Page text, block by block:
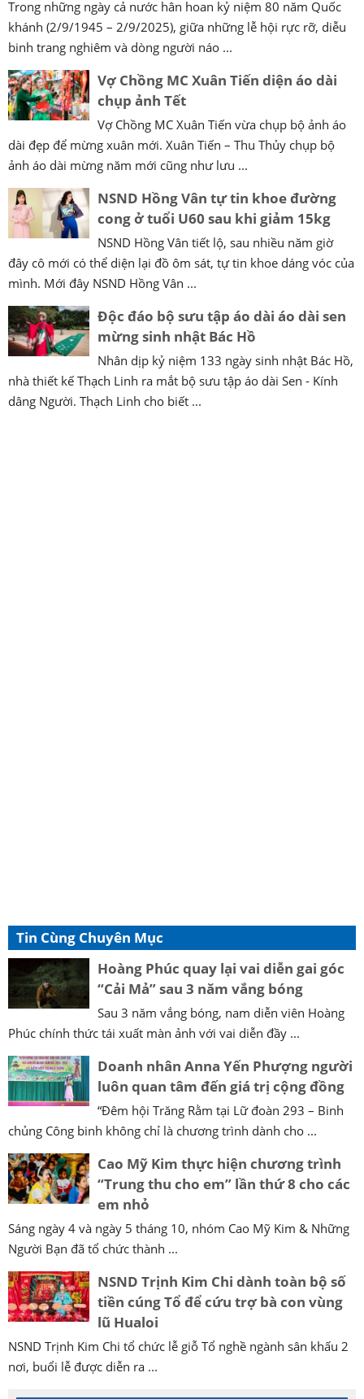
Trong những ngày cả nước hân hoan kỷ niệm 80 năm Quốc
khánh (2/9/1945 – 2/9/2025), giữa những lễ hội rực rỡ, diễu
binh trang nghiêm và dòng người náo ...
Vợ Chồng MC Xuân Tiến diện áo dài
chụp ảnh Tết
Vợ Chồng MC Xuân Tiến vừa chụp bộ ảnh áo
dài đẹp để mừng xuân mới. Xuân Tiến – Thu Thủy chụp bộ
ảnh áo dài mừng năm mới cũng như lưu ...
NSND Hồng Vân tự tin khoe đường
cong ở tuổi U60 sau khi giảm 15kg
NSND Hồng Vân tiết lộ, sau nhiều năm giờ
đây cô mới có thể diện lại đồ ôm sát, tự tin khoe dáng vóc của
mình. Mới đây NSND Hồng Vân ...
Độc đáo bộ sưu tập áo dài áo dài sen
mừng sinh nhật Bác Hồ
Nhân dịp kỷ niệm 133 ngày sinh nhật Bác Hồ,
nhà thiết kế Thạch Linh ra mắt bộ sưu tập áo dài Sen - Kính
dâng Người. Thạch Linh cho biết ...
Tin Cùng Chuyên Mục
Hoàng Phúc quay lại vai diễn gai góc
“Cải Mả” sau 3 năm vắng bóng
Sau 3 năm vắng bóng, nam diễn viên Hoàng
Phúc chính thức tái xuất màn ảnh với vai diễn đầy ...
Doanh nhân Anna Yến Phượng người
luôn quan tâm đến giá trị cộng đồng
“Đêm hội Trăng Rằm tại Lữ đoàn 293 – Binh
chủng Công binh không chỉ là chương trình dành cho ...
Cao Mỹ Kim thực hiện chương trình
“Trung thu cho em” lần thứ 8 cho các
em nhỏ
Sáng ngày 4 và ngày 5 tháng 10, nhóm Cao Mỹ Kim & Những
Người Bạn đã tổ chức thành ...
NSND Trịnh Kim Chi dành toàn bộ số
tiền cúng Tổ để cứu trợ bà con vùng
lũ Hualoi
NSND Trịnh Kim Chi tổ chức lễ giỗ Tổ nghề ngành sân khấu 2
nơi, buổi lễ được diễn ra ...